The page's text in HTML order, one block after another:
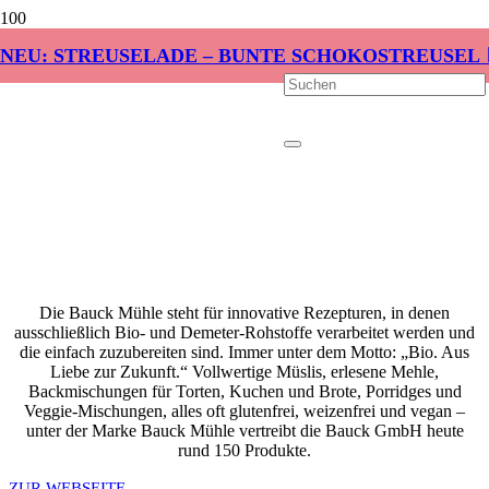
NEU: STREUSELADE – BUNTE SCHOKOSTREUSEL
Die Bauck Mühle steht für innovative Rezepturen, in denen
ausschließlich Bio- und Demeter-Rohstoffe verarbeitet werden und
die einfach zuzubereiten sind. Immer unter dem Motto: „Bio. Aus
Liebe zur Zukunft.“ Vollwertige Müslis, erlesene Mehle,
Backmischungen für Torten, Kuchen und Brote, Porridges und
Veggie-Mischungen, alles oft glutenfrei, weizenfrei und vegan –
unter der Marke Bauck Mühle vertreibt die Bauck GmbH heute
rund 150 Produkte.